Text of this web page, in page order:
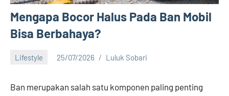
Mengapa Bocor Halus Pada Ban Mobil
Bisa Berbahaya?
Lifestyle 25/07/2026 Luluk Sobari
Ban merupakan salah satu komponen paling penting